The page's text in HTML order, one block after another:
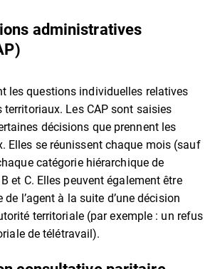
administratives
les questions individuelles relatives
Les CAP sont saisies
décisions que prennent les
Elles se réunissent chaque mois (sauf
catégorie hiérarchique de
et C. Elles peuvent également être
l’agent à la suite d’une décision
territoriale (par exemple : un refus
de télétravail).